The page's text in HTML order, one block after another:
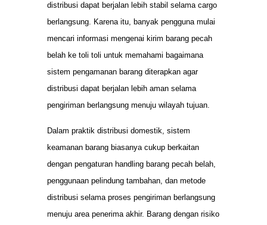
distribusi dapat berjalan lebih stabil selama cargo
berlangsung. Karena itu, banyak pengguna mulai
mencari informasi mengenai kirim barang pecah
belah ke toli toli untuk memahami bagaimana
sistem pengamanan barang diterapkan agar
distribusi dapat berjalan lebih aman selama
pengiriman berlangsung menuju wilayah tujuan.
Dalam praktik distribusi domestik, sistem
keamanan barang biasanya cukup berkaitan
dengan pengaturan handling barang pecah belah,
penggunaan pelindung tambahan, dan metode
distribusi selama proses pengiriman berlangsung
menuju area penerima akhir. Barang dengan risiko